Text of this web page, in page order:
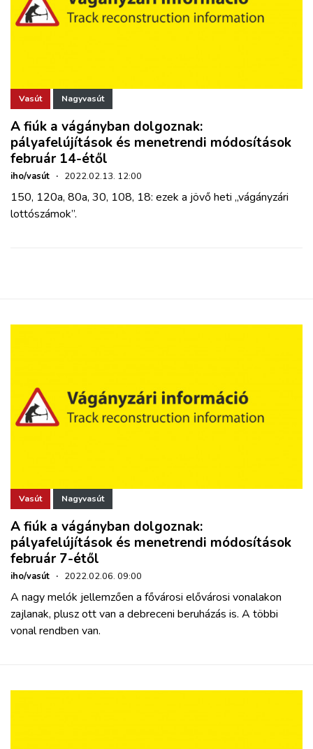
Vasút Nagyvasút
A fiúk a vágányban dolgoznak:
pályafelújítások és menetrendi módosítások
február 14-étől
iho/vasút · 2022.02.13. 12:00
150, 120a, 80a, 30, 108, 18: ezek a jövő heti „vágányzári
lottószámok”.
Vasút Nagyvasút
A fiúk a vágányban dolgoznak:
pályafelújítások és menetrendi módosítások
február 7-étől
iho/vasút · 2022.02.06. 09:00
A nagy melók jellemzően a fővárosi elővárosi vonalakon
zajlanak, plusz ott van a debreceni beruházás is. A többi
vonal rendben van.